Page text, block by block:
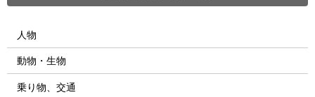
人物
動物・生物
乗り物、交通